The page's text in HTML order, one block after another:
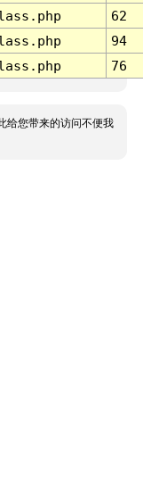
62
94
76
给您带来的访问不便我